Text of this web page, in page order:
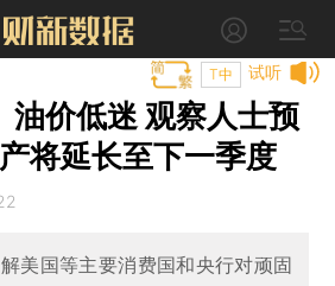
试听
T中
油价低迷 观察人士预
将延长至下一季度
美国等主要消费国和央行对顽固